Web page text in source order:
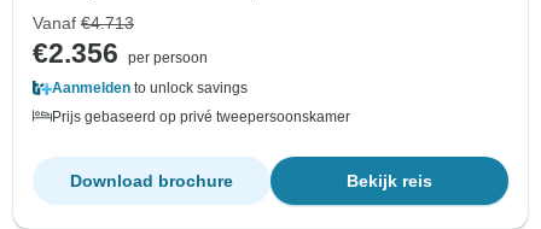
Vanaf €4.713
€2.356
per persoon
Aanmelden to unlock savings
Prijs gebaseerd op privé tweepersoonskamer
Bekijk reis
Download brochure